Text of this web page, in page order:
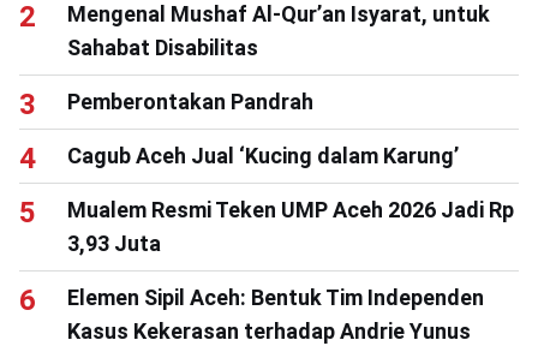
Mengenal Mushaf Al-Qur’an Isyarat, untuk
Sahabat Disabilitas
Pemberontakan Pandrah
Cagub Aceh Jual ‘Kucing dalam Karung’
Mualem Resmi Teken UMP Aceh 2026 Jadi Rp
3,93 Juta
Elemen Sipil Aceh: Bentuk Tim Independen
Kasus Kekerasan terhadap Andrie Yunus